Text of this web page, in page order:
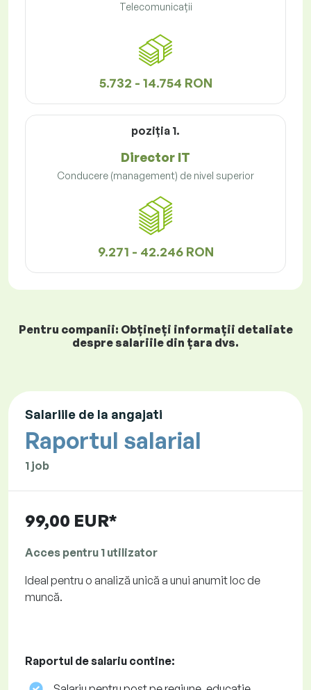
Telecomunicații
5.732 - 14.754 RON
poziţia 1.
Director IT
Conducere (management) de nivel superior
9.271 - 42.246 RON
Pentru companii: Obțineți informații detaliate
despre salariile din țara dvs.
Salariile de la angajati
Raportul salarial
1 job
99,00 EUR*
Acces pentru 1 utilizator
Ideal pentru o analiză unică a unui anumit loc de
muncă.
Raportul de salariu contine: